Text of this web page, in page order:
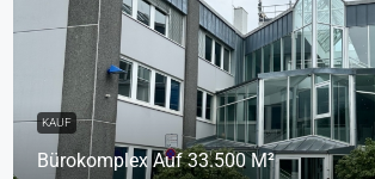
KAUF
Bürokomplex Auf 33.500 M²